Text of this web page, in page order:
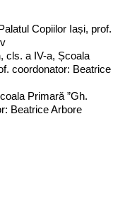
Copiilor Iași, prof.
cls. a IV-a, Școala
coordonator: Beatrice
Primară ”Gh.
Beatrice Arbore